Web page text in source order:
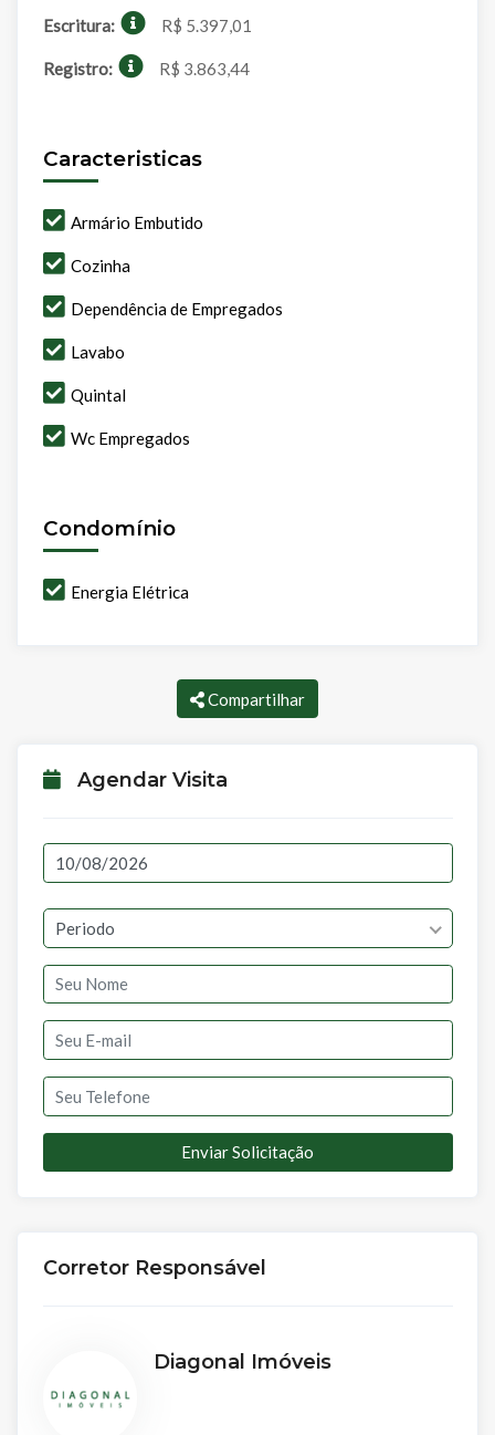
Escritura: R$ 5.397,01
Registro: R$ 3.863,44
Caracteristicas
Armário Embutido
Cozinha
Dependência de Empregados
Lavabo
Quintal
Wc Empregados
Condomínio
Energia Elétrica
Compartilhar
Agendar Visita
Periodo
Enviar Solicitação
Corretor Responsável
Diagonal Imóveis